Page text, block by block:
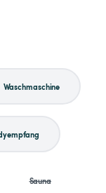
Waschmaschine
Sauna